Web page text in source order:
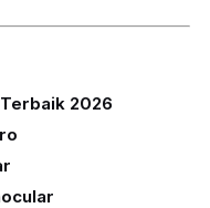
2026